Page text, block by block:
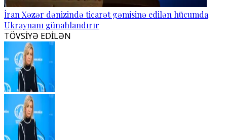
İran Xəzər dənizində ticarət gəmisinə edilən hücumda
Ukraynanı günahlandırır
TÖVSİYƏ EDİLƏN